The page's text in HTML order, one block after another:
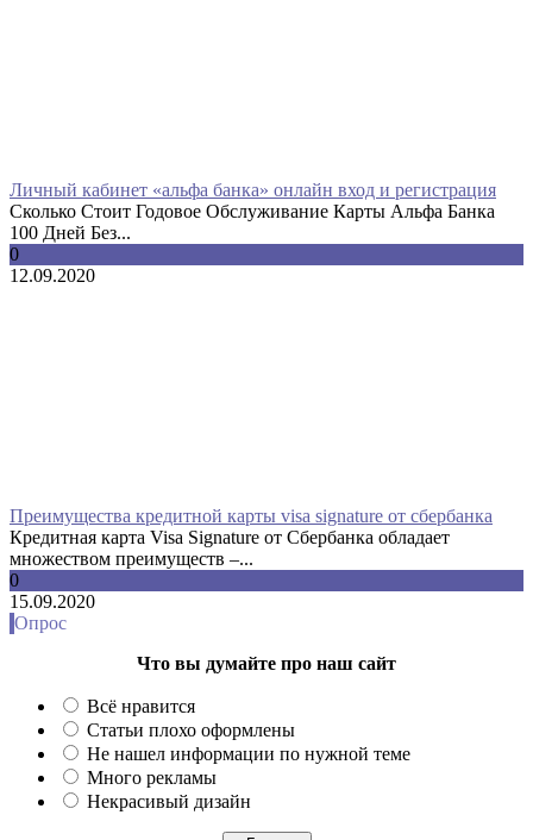
Личный кабинет «альфа банка» онлайн вход и регистрация
Сколько Стоит Годовое Обслуживание Карты Альфа Банка
100 Дней Без...
0
12.09.2020
Преимущества кредитной карты visa signature от сбербанка
Кредитная карта Visa Signature от Сбербанка обладает
множеством преимуществ –...
0
15.09.2020
Опрос
Что вы думайте про наш сайт
Всё нравится
Статьи плохо оформлены
Не нашел информации по нужной теме
Много рекламы
Некрасивый дизайн